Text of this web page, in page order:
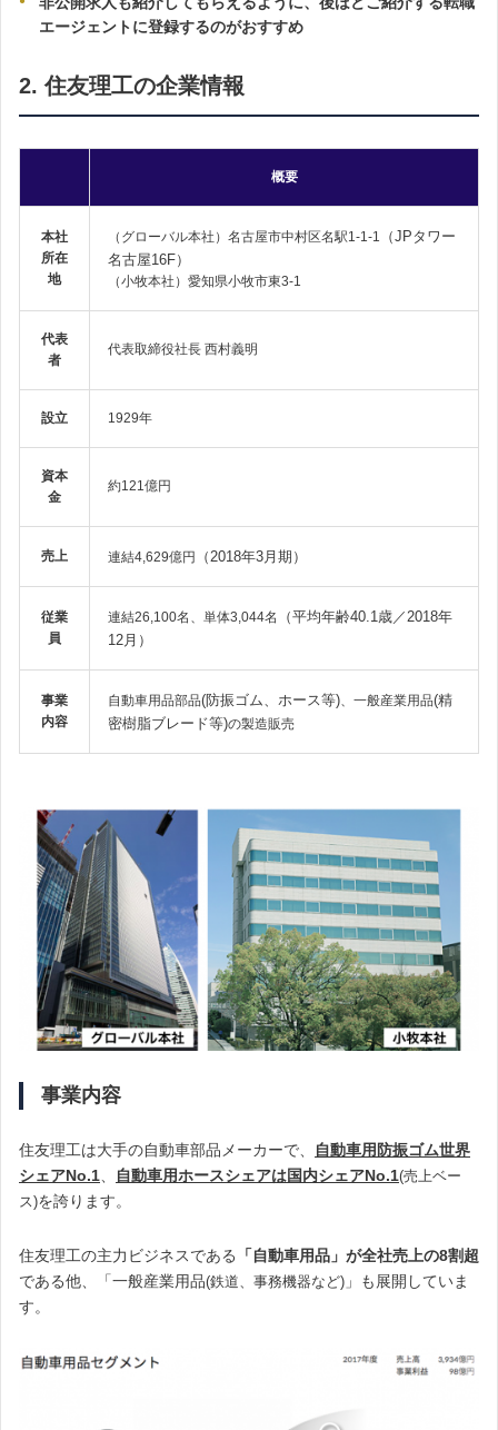
エージェントに登録するのがおすすめ
2. 住友理工の企業情報
概要
本社
所在
地
（グローバル本社）名古屋市中村区名駅1-1-1
（JPタワー
名古屋16F）
（小牧本社）愛知県小牧市東3-1
代表
者
代表取締役社長 西村義明
設立 1929年
資本
金
約121億円
売上 連結4,629億円 （2018年3月期）
従業
員
連結26,100名、単体3,044名
（平均年齢40.1歳／2018年
12月）
事業
内容
自動車用品部品(防振ゴム、ホース等) 、一般産業用品(精
密樹脂ブレード等)の製造販売
事業内容
住友理工は大手の自動車部品メーカーで、
自動車用防振ゴム世界
シェアNo.1、 自動車用ホースシェアは国内シェアNo.1(売上ベー
ス)を誇ります。
住友理工の主力ビジネスである
「自動車用品」が全社売上の8割超
である他、「一般産業用品(鉄道、事務機器など) 」も展開していま
す。